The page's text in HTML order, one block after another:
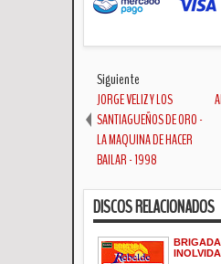
Siguiente
JORGE VELIZ Y LOS
SANTIAGUEÑOS DE ORO -
LA MAQUINA DE HACER
BAILAR - 1998
DISCOS RELACIONADOS